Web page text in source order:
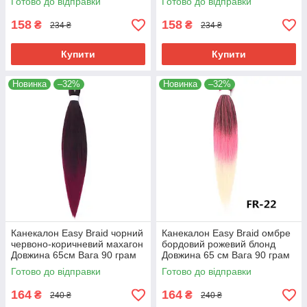
150°С FR-35
158 ₴ 234 ₴
Купити
150°С FR-34
158 ₴ 234 ₴
Купити
Новинка –32%
Канекалон Easy Braid чорний
червоно-коричневий махагон
Довжина 65см Вага 90 грам
Низькотемпературний 100-
150°С FR-8
Готово до відправки
164 ₴ 240 ₴
Новинка –32%
Канекалон Easy Braid омбре
бордовий рожевий блонд
Довжина 65 см Вага 90 грам
Низькотемпературний 100-
150°С FR-22
Готово до відправки
164 ₴ 240 ₴